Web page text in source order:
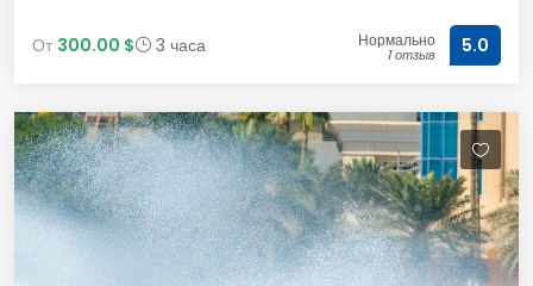
От 300.00 $ 3 часа Нормально
1 отзыв 5.0